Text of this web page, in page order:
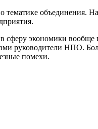
объединения.
сферу экономики вообще
руководители НПО.
помехи.